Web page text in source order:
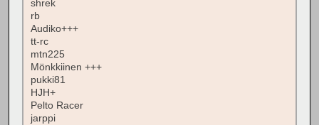
shrek
rb
Audiko+++
tt-rc
mtn225
Mönkkiinen +++
pukki81
HJH+
Pelto Racer
jarppi